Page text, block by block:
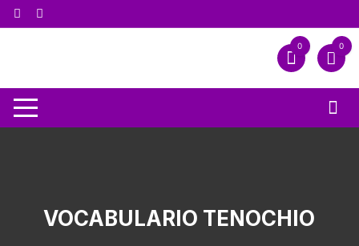
0 0
VOCABULARIO TENOCHIO